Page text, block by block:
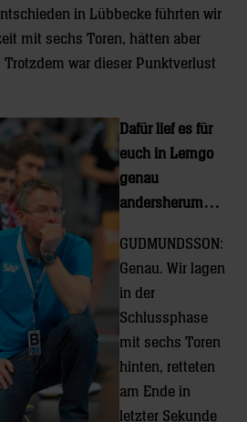
in Lübbecke führten wir
mit sechs Toren, hätten aber
Trotzdem war dieser Punktverlust
Dafür lief es für
euch in Lemgo
genau
andersherum…
GUDMUNDSSON:
Genau. Wir lagen
in der
Schlussphase
mit sechs Toren
hinten, retteten
am Ende in
letzter Sekunde